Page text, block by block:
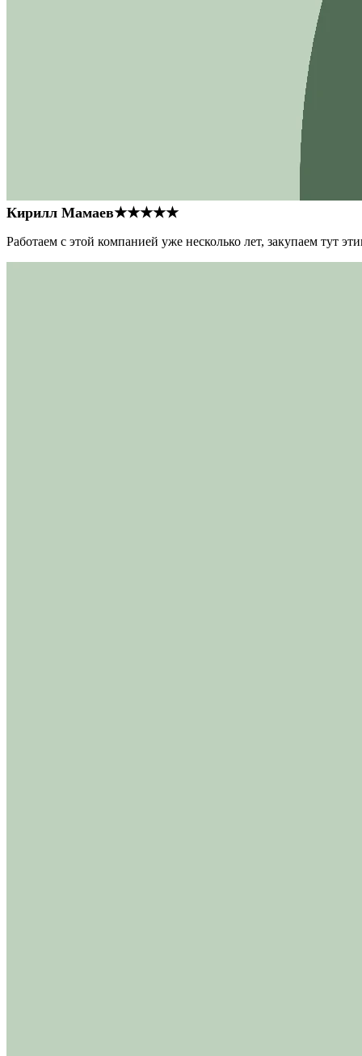
Кирилл Мамаев★★★★★
Работаем с этой компанией уже несколько лет, закупаем тут